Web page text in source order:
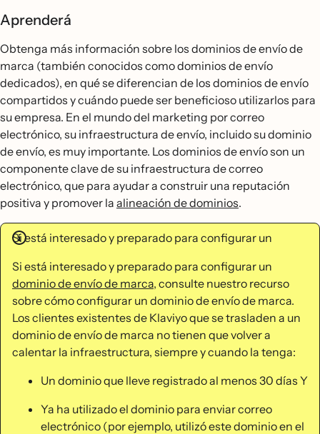
Aprenderá
Obtenga más información sobre los dominios de envío de
marca (también conocidos como dominios de envío
dedicados), en qué se diferencian de los dominios de envío
compartidos y cuándo puede ser beneficioso utilizarlos para
su empresa. En el mundo del marketing por correo
electrónico, su infraestructura de envío, incluido su dominio
de envío, es muy importante. Los dominios de envío son un
componente clave de su infraestructura de correo
electrónico, que para ayudar a construir una reputación
positiva y promover la alineación de dominios.
Si está interesado y preparado para configurar un
Si está interesado y preparado para configurar un
dominio de envío de marca, consulte nuestro recurso
sobre cómo configurar un dominio de envío de marca.
Los clientes existentes de Klaviyo que se trasladen a un
dominio de envío de marca no tienen que volver a
calentar la infraestructura, siempre y cuando la tenga:
Un dominio que lleve registrado al menos 30 días Y
Ya ha utilizado el dominio para enviar correo
electrónico (por ejemplo, utilizó este dominio en el